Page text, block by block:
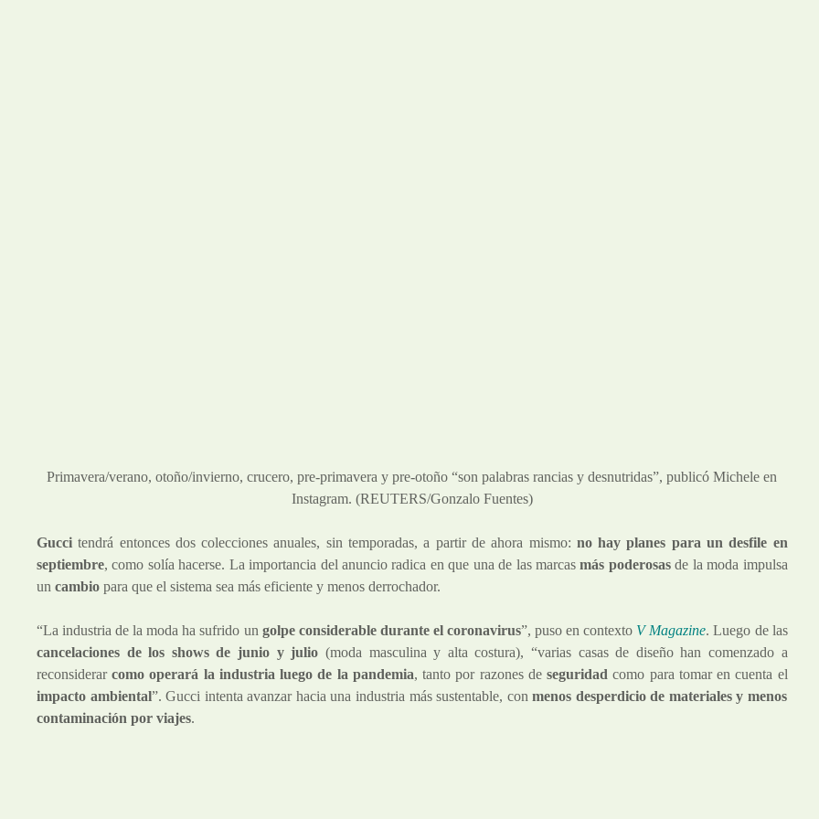
Primavera/verano, otoño/invierno, crucero, pre-primavera y pre-otoño “son palabras rancias y desnutridas”, publicó Michele en
Instagram. (REUTERS/Gonzalo Fuentes)
Gucci tendrá entonces dos colecciones anuales, sin temporadas, a partir de ahora mismo: no hay planes para un desfile en
septiembre, como solía hacerse. La importancia del anuncio radica en que una de las marcasmás poderosasde la moda impulsa
un cambio para que el sistema sea más eficiente y menos derrochador.
“La industria de la moda ha sufrido un golpe considerable durante el coronavirus”, puso en contexto V Magazine. Luego de las
cancelaciones de los shows de junio y julio (moda masculina y alta costura), “varias casas de diseño han comenzado a
reconsiderarcomo operará la industria luego de la pandemia, tanto por razones deseguridad como para tomar en cuenta el
impacto ambiental”. Gucci intenta avanzar hacia una industria más sustentable, conmenos desperdicio de materiales y menos
contaminación por viajes.